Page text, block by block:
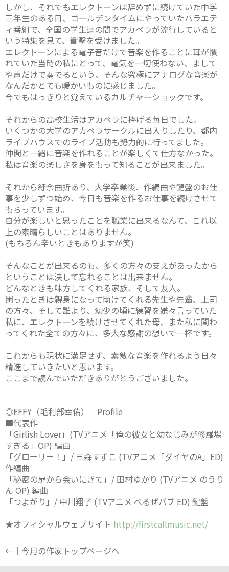
しかし、それでもエレクトーンは辞めずに続けていた中学
三年生のある日、ゴールデンタイムにやっていたバラエテ
ィ番組で、全国の学生達の間でアカペラが流行していると
いう特集を見て、衝撃を受けました。
エレクトーンによる電子音だけで音楽を作ることに耳が慣
れていた当時の私にとって、電気を一切使わない、まして
や声だけで奏でるという、そんな究極にアナログな音楽が
なんだかとても暖かいものに感じました。
今でもはっきりと覚えているカルチャーショックです。
それからの高校生活はアカペラに捧げる毎日でした。
いくつかの大学のアカペラサークルに出入りしたり、都内
ライブハウスでのライブ活動も勢力的に行ってました。
仲間と一緒に音楽を作れることが楽しくて仕方なかった。
私は音楽の楽しさを身をもって知ることが出来ました。
それから紆余曲折あり、大学卒業後、作編曲や鍵盤のお仕
事を少しずつ始め、今日も音楽を作るお仕事を続けさせて
もらっています。
自分が楽しいと思ったことを職業に出来るなんて、これ以
上の素晴らしいことはありません。
(もちろん辛いときもありますが笑)
そんなことが出来るのも、多くの方々の支えがあったから
ということは決して忘れることは出来ません。
どんなときも味方してくれる家族、そして友人。
困ったときは親身になって助けてくれる先生や先輩、上司
の方々、そして誰より、幼少の頃に練習を嫌々言っていた
私に、エレクトーンを続けさせてくれた母、また私に関わ
ってくれた全ての方々に、多大な感謝の想いで一杯です。
これからも現状に満足せず、素敵な音楽を作れるよう日々
精進していきたいと思います。
ここまで読んでいただきありがとうございました。
◎EFFY（毛利部幸佑） Profile
■代表作
「Girlish Lover」(TVアニメ「俺の彼女と幼なじみが修羅場
すぎる」OP) 編曲
「グローリー！」/ 三森すずこ (TVアニメ「ダイヤのA」ED)
作編曲
「秘密の扉から会いにきて」/ 田村ゆかり (TVアニメ のうり
ん OP) 編曲
「つよがり」/ 中川翔子 (TVアニメ べるぜバブ ED) 鍵盤
★オフィシャルウェブサイト http://firstcallmusic.net/
←｜今月の作家トップページへ